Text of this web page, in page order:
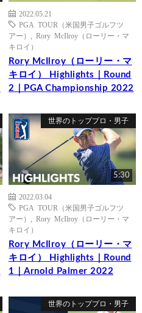
2022.05.21
PGA TOUR（米国男子ゴルフツ
アー）
Rory McIlroy（ローリー・マ
キロイ）
Rory McIlroy（ローリー・マ
キロイ） Highlights｜Round
2｜PGA Championship 2022
世界のトッププロ・男子
5:30
2022.03.04
PGA TOUR（米国男子ゴルフツ
アー）
Rory McIlroy（ローリー・マ
キロイ）
Rory McIlroy（ローリー・マ
キロイ） Highlights｜Round
1｜Arnold Palmer 2022
世界のトッププロ・男子